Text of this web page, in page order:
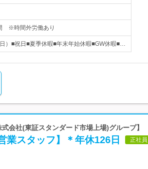
※時間外労働あり
）■祝日■夏季休暇■年末年始休暇■GW休暇■…
会社(東証スタンダード市場上場)グループ】
業スタッフ】＊年休126日 正社員